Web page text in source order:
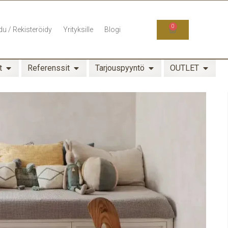
/ Rekisteröidy Yrityksille Blogi 0
Referenssit Tarjouspyyntö OUTLET